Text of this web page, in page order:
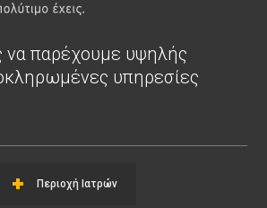
παρέχουμε υψηλής
υπηρεσίες
Περιοχή Ιατρών